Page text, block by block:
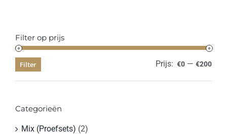
Filter op prijs
Min.
Filter Prijs: €0 — €200
Categorieën
Mix (Proefsets) (2)